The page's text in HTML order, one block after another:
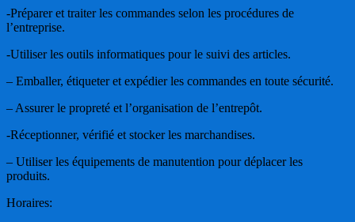
-Préparer et traiter les commandes selon les procédures de
l’entreprise.
-Utiliser les outils informatiques pour le suivi des articles.
– Emballer, étiqueter et expédier les commandes en toute sécurité.
– Assurer le propreté et l’organisation de l’entrepôt.
-Réceptionner, vérifié et stocker les marchandises.
– Utiliser les équipements de manutention pour déplacer les
produits.
Horaires: